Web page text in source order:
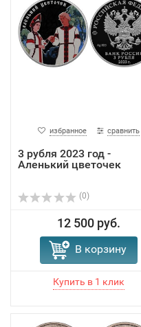
избранное сравнить
3 рубля 2023 год -
Аленький цветочек
(0)
12 500 руб.
В корзину